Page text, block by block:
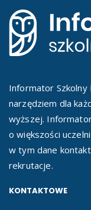
Informator
narzędziem dla
wyższej.
o większości
w tym dane
rekrutacje.
KONTAKTOWE